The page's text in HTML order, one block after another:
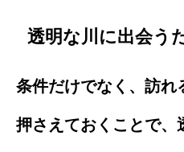
透明な川に出会う
条件だけでなく、訪れ
押さえておくことで、